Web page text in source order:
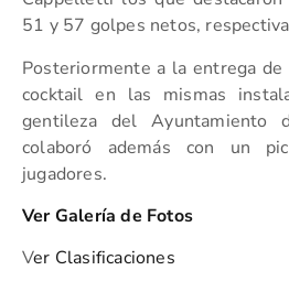
51 y 57 golpes netos,
Posteriormente a la entrega
cocktail en las mismas
gentileza del
colaboró además con un
jugadores.
Ver Galería de Fotos
Ver Clasificaciones